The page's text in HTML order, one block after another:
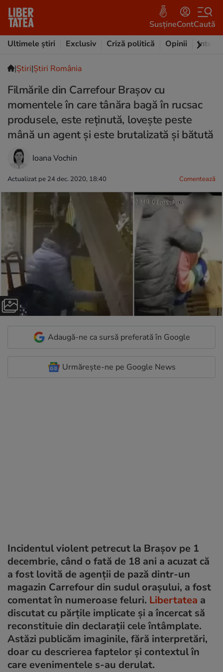
SusțineContCaută
Ultimele știri
Exclusiv Criză politică Opinii
|Ştiri|Știri România
Filmările din Carrefour Brașov cu
momentele în care tânăra bagă în rucsac
produsele, este reținută, lovește peste
mână un agent și este brutalizată și bătută
Ioana Vochin
Actualizat pe 24 dec. 2020, 18:40 Comentează
Adaugă-ne ca sursă preferată în Google
Urmărește-ne pe Google News
Incidentul violent petrecut la Brașov pe 1
decembrie, când o fată de 18 ani a acuzat că
a fost lovită de agenții de pază dintr-un
magazin Carrefour din sudul orașului, a fost
comentat în numeroase feluri. Libertatea a
discutat cu părțile implicate și a încercat să
reconstituie din declarații cele întâmplate.
Astăzi publicăm imaginile, fără interpretări,
doar cu descrierea faptelor și contextul în
care evenimentele s-au derulat.